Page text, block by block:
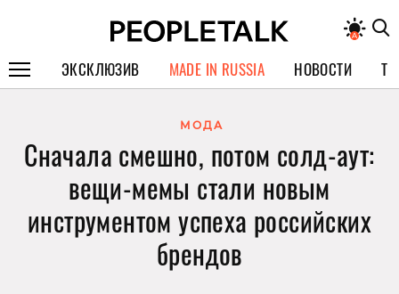
ЭКСКЛЮЗИВ
ИНТЕРВЬЮ
ПОКОЛЕНИЕ
MADE IN RUSSIA НОВОСТИ
МОДА
Сначала смешно, потом солд-аут:
вещи-мемы стали новым
инструментом успеха российских
брендов